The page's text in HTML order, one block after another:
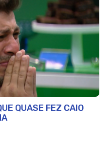
QUASE FEZ CAIO